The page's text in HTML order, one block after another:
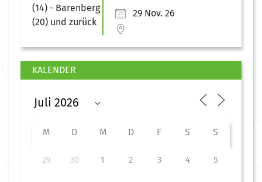
29 Nov. 26
KALENDER
M D M D F S S
29 30 1 2 3 4 5